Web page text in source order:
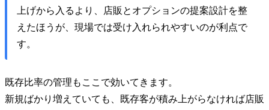
上げから入るより、店販とオプションの提案設計を整
えたほうが、現場では受け入れられやすいのが利点で
す。
既存比率の管理もここで効いてきます。
新規ばかり増えていても、既存客が積み上がらなければ店販